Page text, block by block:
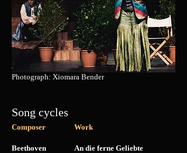
Photograph: Xiomara Bender
Song cycles
Composer
Beethoven
Work
An die ferne Geliebte